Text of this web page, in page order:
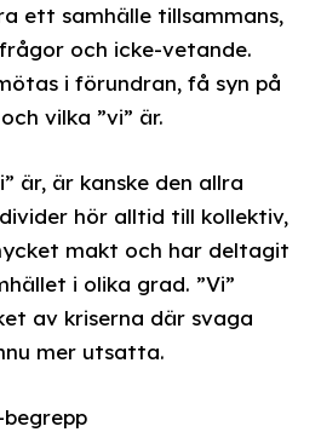
ett samhälle tillsammans,
och icke-vetande.
i förundran, få syn på
vilka ”vi” är.
är, är kanske den allra
hör alltid till kollektiv,
makt och har deltagit
i olika grad. ”Vi”
av kriserna där svaga
mer utsatta.